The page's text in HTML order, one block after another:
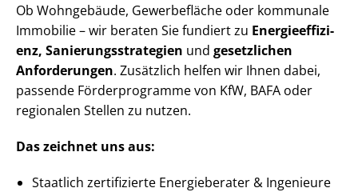
Ob Wohngebäude, Gewerbefläche oder kommunale
Immobilie – wir beraten Sie fundiert zu En­er­gie­ef­fi­zi­
enz, Sa­nie­rungs­stra­te­gien und gesetzlichen
Anforderungen. Zusätzlich helfen wir Ihnen dabei,
passende Förderprogramme von KfW, BAFA oder
regionalen Stellen zu nutzen.
Das zeichnet uns aus:
Staatlich zertifizierte Energieberater & Ingenieure